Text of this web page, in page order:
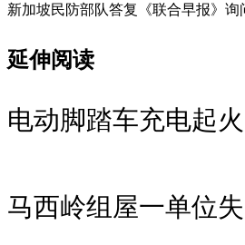
新加坡民防部队答复《联合早报》
延伸阅读
电动脚踏车充电起
马西岭组屋一单位